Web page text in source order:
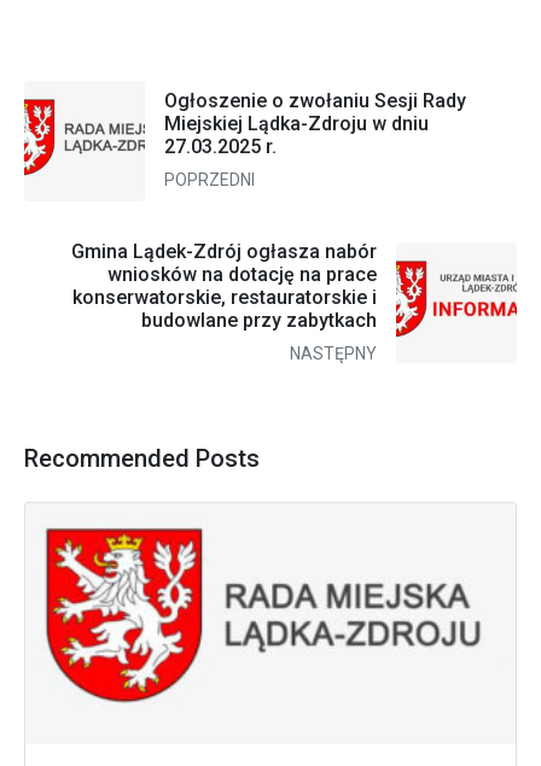
Ogłoszenie o zwołaniu Sesji Rady
Miejskiej Lądka-Zdroju w dniu
27.03.2025 r.
POPRZEDNI
Gmina Lądek-Zdrój ogłasza nabór
wniosków na dotację na prace
konserwatorskie, restauratorskie i
budowlane przy zabytkach
NASTĘPNY
Recommended Posts